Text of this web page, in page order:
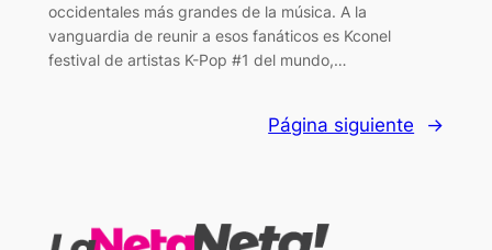
occidentales más grandes de la música. A la
vanguardia de reunir a esos fanáticos es Kconel
festival de artistas K-Pop #1 del mundo,…
Página siguiente →